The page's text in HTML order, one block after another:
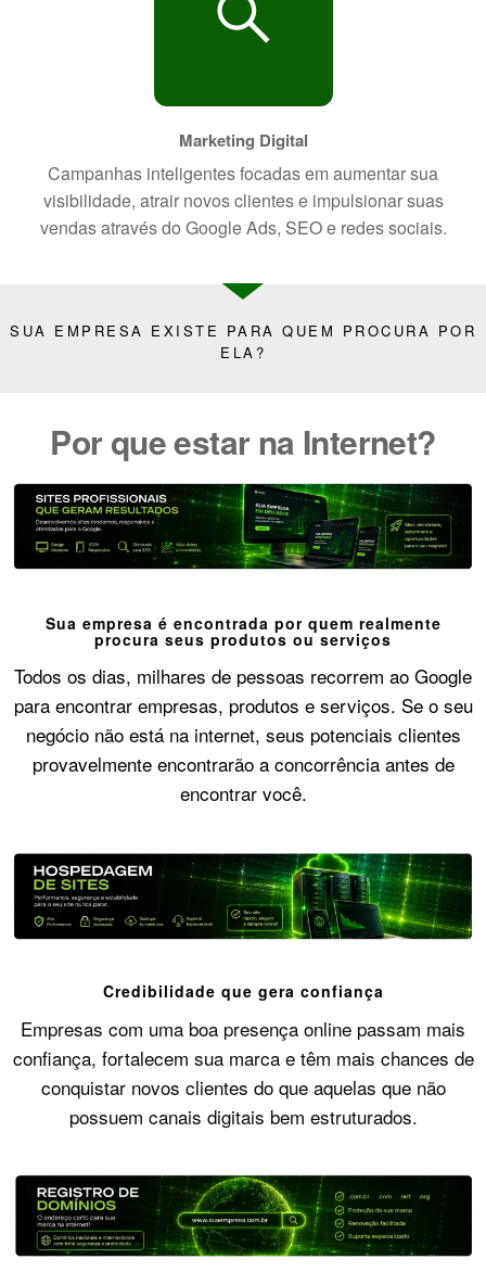
Marketing Digital
Campanhas inteligentes focadas em aumentar sua
visibilidade, atrair novos clientes e impulsionar suas
vendas através do Google Ads, SEO e redes sociais.
SUA EMPRESA EXISTE PARA QUEM PROCURA POR
ELA?
Por que estar na Internet?
Sua empresa é encontrada por quem realmente
procura seus produtos ou serviços
Todos os dias, milhares de pessoas recorrem ao Google
para encontrar empresas, produtos e serviços. Se o seu
negócio não está na internet, seus potenciais clientes
provavelmente encontrarão a concorrência antes de
encontrar você.
Credibilidade que gera confiança
Empresas com uma boa presença online passam mais
confiança, fortalecem sua marca e têm mais chances de
conquistar novos clientes do que aquelas que não
possuem canais digitais bem estruturados.